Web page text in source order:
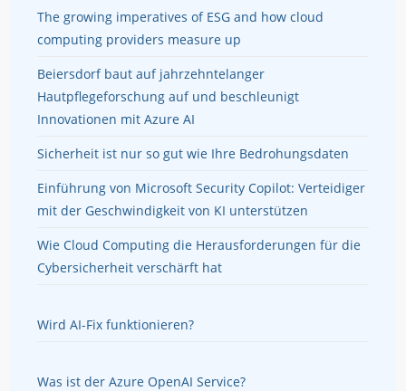
The growing imperatives of ESG and how cloud
computing providers measure up
Beiersdorf baut auf jahrzehntelanger
Hautpflegeforschung auf und beschleunigt
Innovationen mit Azure AI
Sicherheit ist nur so gut wie Ihre Bedrohungsdaten
Einführung von Microsoft Security Copilot: Verteidiger
mit der Geschwindigkeit von KI unterstützen
Wie Cloud Computing die Herausforderungen für die
Cybersicherheit verschärft hat
Wird AI-Fix funktionieren?
Was ist der Azure OpenAI Service?